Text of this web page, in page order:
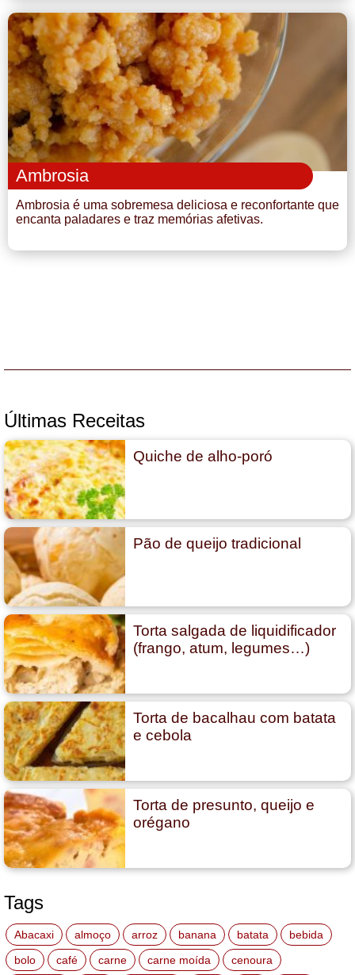
Ambrosia
Ambrosia é uma sobremesa deliciosa e reconfortante que
encanta paladares e traz memórias afetivas.
Últimas Receitas
Quiche de alho-poró
Pão de queijo tradicional
Torta salgada de liquidificador
(frango, atum, legumes…)
Torta de bacalhau com batata
e cebola
Torta de presunto, queijo e
orégano
Tags
Abacaxi almoço arroz banana batata
bebida
bolo
café carne carne moída
cenoura